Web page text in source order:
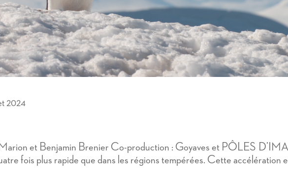
2024
et Benjamin Brenier Co-production : Goyaves et PÔLES
fois plus rapide que dans les régions tempérées. Cette accélération